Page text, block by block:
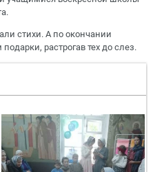
стихи. А по окончании
растрогав тех до слез.